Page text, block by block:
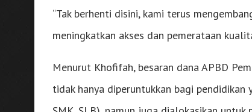
“Tak berhenti disini, kami terus
meningkatkan akses dan pemerataan
Menurut Khofifah, besaran dana APBD
tidak hanya diperuntukkan bagi pendidikan